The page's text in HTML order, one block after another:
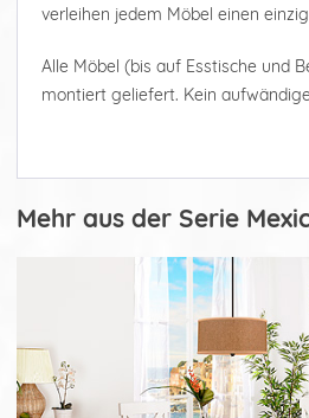
verleihen jedem Möbel einen
Alle Möbel (bis auf Esstische und
montiert geliefert. Kein
Mehr aus der Serie